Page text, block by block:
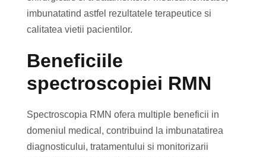
imbunatatind astfel rezultatele terapeutice si
calitatea vietii pacientilor.
Beneficiile
spectroscopiei RMN
Spectroscopia RMN ofera multiple beneficii in
domeniul medical, contribuind la imbunatatirea
diagnosticului, tratamentului si monitorizarii